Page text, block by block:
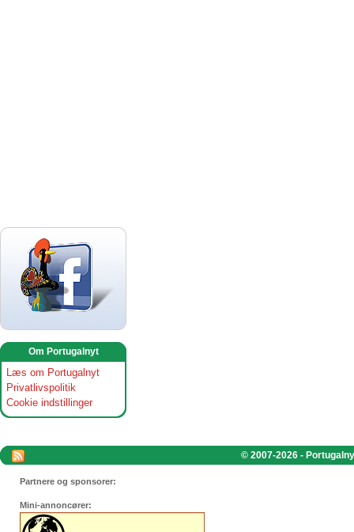
Om Portugalnyt
Læs om Portugalnyt
Privatlivspolitik
Cookie indstillinger
© 2007-2026 -
Partnere og sponsorer:
Mini-annoncører: